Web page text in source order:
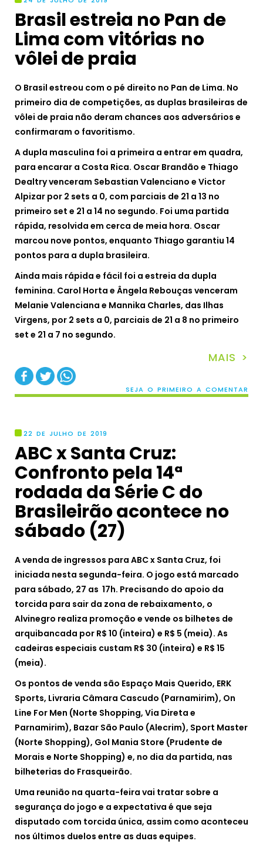
Brasil estreia no Pan de
Lima com vitórias no
vôlei de praia
O Brasil estreou com o pé direito no Pan de Lima. No
primeiro dia de competições, as duplas brasileiras de
vôlei de praia não deram chances aos adversários e
confirmaram o favoritismo.
A dupla masculina foi a primeira a entrar em quadra,
para encarar a Costa Rica. Oscar Brandão e Thiago
Dealtry venceram Sebastian Valenciano e Victor
Alpizar por 2 sets a 0, com parciais de 21 a 13 no
primeiro set e 21 a 14 no segundo. Foi uma partida
rápida, resolvida em cerca de meia hora. Oscar
marcou nove pontos, enquanto Thiago garantiu 14
pontos para a dupla brasileira.
Ainda mais rápida e fácil foi a estreia da dupla
feminina. Carol Horta e Ângela Rebouças venceram
Melanie Valenciana e Mannika Charles, das Ilhas
Virgens, por 2 sets a 0, parciais de 21 a 8 no primeiro
set e 21 a 7 no segundo.
MAIS >
SEJA O PRIMEIRO A COMENTAR
22 DE JULHO DE 2019
ABC x Santa Cruz:
Confronto pela 14ª
rodada da Série C do
Brasileirão acontece no
sábado (27)
A venda de ingressos para ABC x Santa Cruz, foi
iniciada nesta segunda-feira. O jogo está marcado
para sábado, 27 as 17h. Precisando do apoio da
torcida para sair da zona de rebaixamento, o
Alvinegro realiza promoção e vende os bilhetes de
arquibancada por R$ 10 (inteira) e R$ 5 (meia). As
cadeiras especiais custam R$ 30 (inteira) e R$ 15
(meia).
Os pontos de venda são Espaço Mais Querido, ERK
Sports, Livraria Câmara Cascudo (Parnamirim), On
Line For Men (Norte Shopping, Via Direta e
Parnamirim), Bazar São Paulo (Alecrim), Sport Master
(Norte Shopping), Gol Mania Store (Prudente de
Morais e Norte Shopping) e, no dia da partida, nas
bilheterias do Frasqueirão.
Uma reunião na quarta-feira vai tratar sobre a
segurança do jogo e a expectativa é que seja
disputado com torcida única, assim como aconteceu
nos últimos duelos entre as duas equipes.